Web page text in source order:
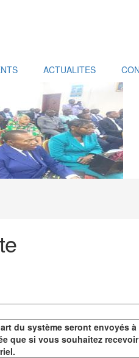
ACTUALITES
du système seront envoyés à
que si vous souhaitez